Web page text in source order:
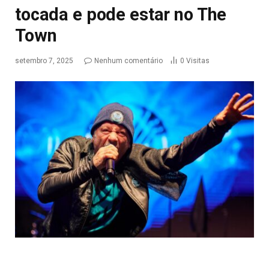
tocada e pode estar no The
Town
setembro 7, 2025 Nenhum comentário 0 Visitas